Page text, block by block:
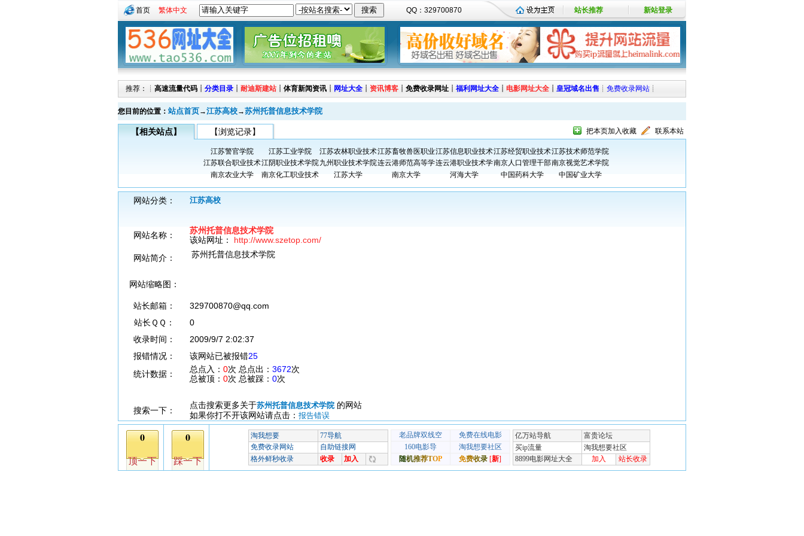
首页 繁体中文 QQ：329700870 站长推荐 新站登录
推荐：┊ 高速流量代码 ┊ 分类目录 ┊ 耐迪斯建站 ┊ 体育新闻资讯 ┊ 网址大全 ┊ 资讯博客 ┊ 免费收录网址 ┊ 福利网址大全 ┊ 电影网址大全 ┊ 皇冠域名出售 ┊ 免费收录网站 ┊
您目前的位置： 站点首页→江苏高校→苏州托普信息技术学院
【相关站点】 【浏览记录】 把本页加入收藏 联系本站
江苏警官学院 江苏工业学院 江苏农林职业技术江苏畜牧兽医职业江苏信息职业技术江苏经贸职业技术江苏技术师范学院
江苏联合职业技术江阴职业技术学院九州职业技术学院连云港师范高等学连云港职业技术学南京人口管理干部南京视觉艺术学院
南京农业大学
南京化工职业技术 江苏大学 南京大学 河海大学 中国药科大学 中国矿业大学
网站分类： 江苏高校
网站名称：
苏州托普信息技术学院
该站网址： http://www.szetop.com/
网站简介：
苏州托普信息技术学院
网站缩略图：
站长邮箱：
329700870@qq.com
站长ＱＱ：
0
收录时间：
2009/9/7 2:02:37
报错情况：
该网站已被报错25
统计数据：
总点入： 0次 总点出： 3672次
总被顶： 0次 总被踩： 0次
搜索一下：
点击搜索更多关于苏州托普信息技术学院 的网站
如果你打不开该网站请点击： 报告错误